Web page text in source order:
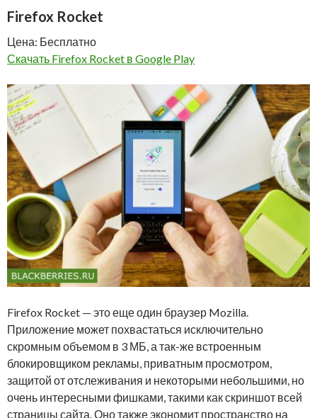
Firefox Rocket
Цена: Бесплатно
Скачать Firefox Rocket в Google Play
Firefox Rocket — это еще один браузер Mozilla.
Приложение может похвастаться исключительно
скромным объемом в 3 МБ, а так-же встроенным
блокировщиком рекламы, приватным просмотром,
защитой от отслеживания и некоторыми небольшими, но
очень интересными фишками, такими как скриншот всей
страницы сайта. Оно также экономит пространство на